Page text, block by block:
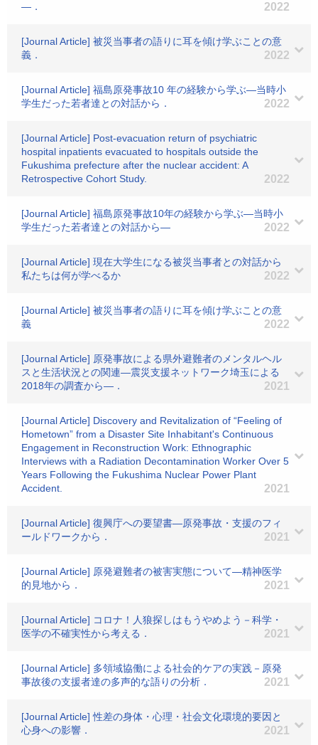
―．
2022
[Journal Article] 被災当事者の語りに耳を傾け学ぶことの意
義．
2022
[Journal Article] 福島原発事故10 年の経験から学ぶ―当時小
学生だった若者達との対話から．
2022
[Journal Article] Post-evacuation return of psychiatric
hospital inpatients evacuated to hospitals outside the
Fukushima prefecture after the nuclear accident: A
Retrospective Cohort Study.
2022
[Journal Article] 福島原発事故10年の経験から学ぶ―当時小
学生だった若者達との対話から―
2022
[Journal Article] 現在大学生になる被災当事者との対話から
私たちは何が学べるか
2022
[Journal Article] 被災当事者の語りに耳を傾け学ぶことの意
義
2022
[Journal Article] 原発事故による県外避難者のメンタルヘル
スと生活状況との関連―震災支援ネットワーク埼玉による
2018年の調査から―．
2021
[Journal Article] Discovery and Revitalization of “Feeling of
Hometown” from a Disaster Site Inhabitant's Continuous
Engagement in Reconstruction Work: Ethnographic
Interviews with a Radiation Decontamination Worker Over 5
Years Following the Fukushima Nuclear Power Plant
Accident.
2021
[Journal Article] 復興庁への要望書―原発事故・支援のフィ
ールドワークから．
2021
[Journal Article] 原発避難者の被害実態について―精神医学
的見地から．
2021
[Journal Article] コロナ！人狼探しはもうやめよう－科学・
医学の不確実性から考える．
2021
[Journal Article] 多領域協働による社会的ケアの実践－原発
事故後の支援者達の多声的な語りの分析．
2021
[Journal Article] 性差の身体・心理・社会文化環境的要因と
心身への影響．
2021